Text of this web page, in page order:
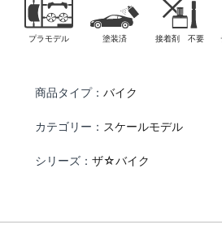
プラモデル 塗装済 接着剤 不要
商品タイプ： バイク
カテゴリー： スケールモデル
シリーズ： ザ☆バイク